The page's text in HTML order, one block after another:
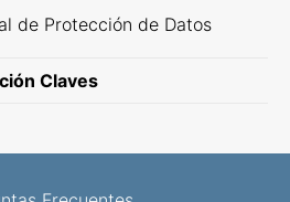
de Protección de Datos
Claves